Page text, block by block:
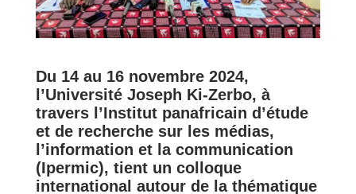
Du 14 au 16 novembre 2024,
l’Université Joseph Ki-Zerbo, à
travers l’Institut panafricain d’étude
et de recherche sur les médias,
l’information et la communication
(Ipermic), tient un colloque
international autour de la thématique